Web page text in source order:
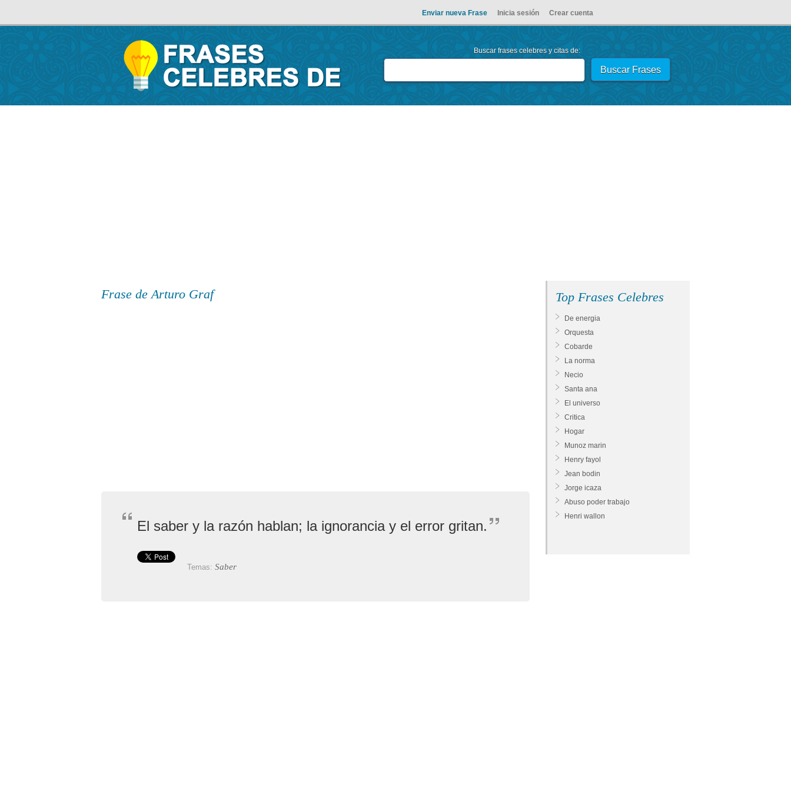
Enviar nueva Frase Inicia sesión Crear cuenta
Buscar frases celebres y citas de:
Frase de Arturo Graf
El saber y la razón hablan; la ignorancia y el error gritan.
Temas: Saber
Top Frases Celebres
De energia
Orquesta
Cobarde
La norma
Necio
Santa ana
El universo
Critica
Hogar
Munoz marin
Henry fayol
Jean bodin
Jorge icaza
Abuso poder trabajo
Henri wallon